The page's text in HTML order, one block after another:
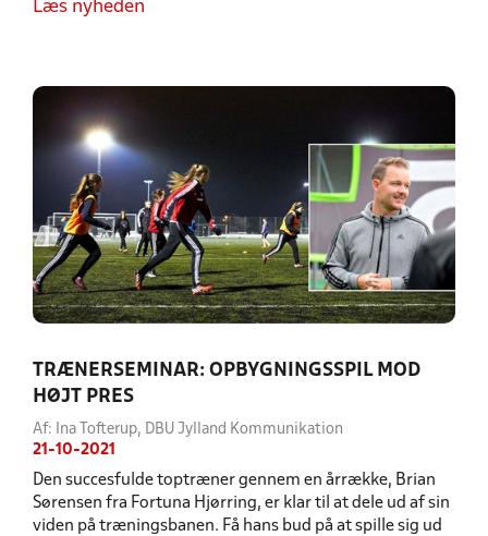
Læs nyheden
TRÆNERSEMINAR: OPBYGNINGSSPIL MOD
HØJT PRES
Af: Ina Tofterup, DBU Jylland Kommunikation
21-10-2021
Den succesfulde toptræner gennem en årrække, Brian
Sørensen fra Fortuna Hjørring, er klar til at dele ud af sin
viden på træningsbanen. Få hans bud på at spille sig ud